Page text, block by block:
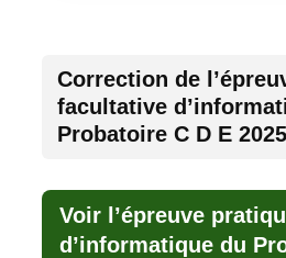
Correction de
facultative
Probatoire C D E 2025
Voir l’épreuve
d’informatique du